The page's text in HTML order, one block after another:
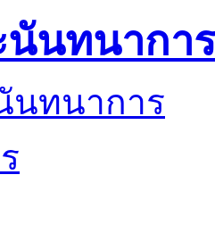
นันทนาการ